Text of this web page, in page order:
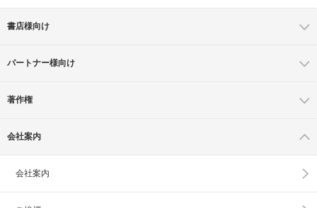
書店様向け
パートナー様向け
著作権
会社案内
会社案内